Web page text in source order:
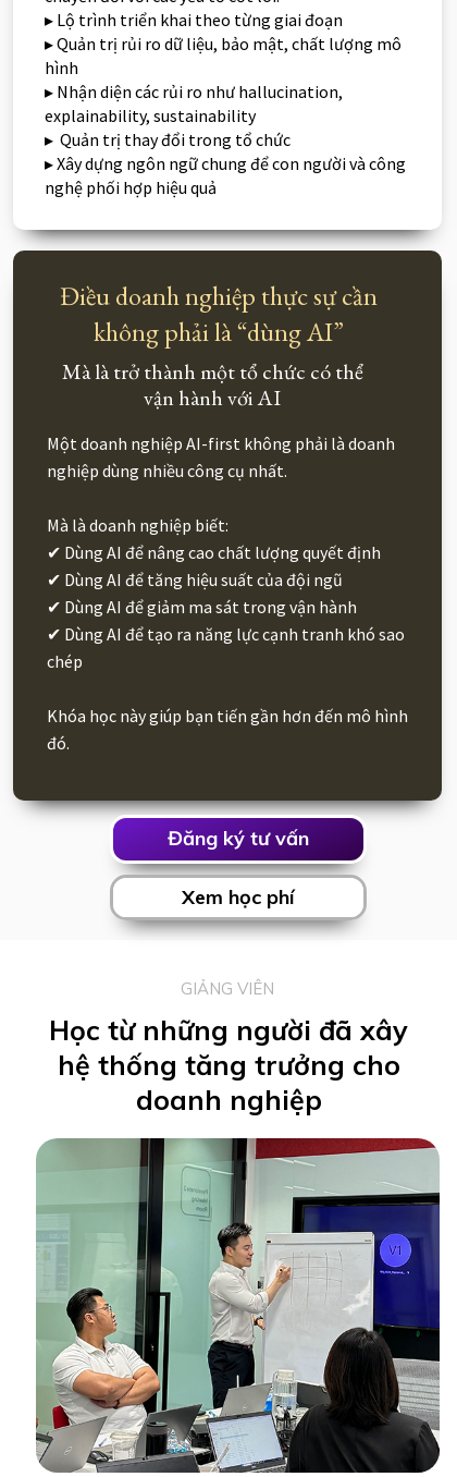
▸ Lộ trình triển khai theo từng giai đoạn
▸ Quản trị rủi ro dữ liệu, bảo mật, chất lượng mô
hình
▸ Nhận diện các rủi ro như hallucination,
explainability, sustainability
▸ Quản trị thay đổi trong tổ chức
▸ Xây dựng ngôn ngữ chung để con người và công
nghệ phối hợp hiệu quả
Điều doanh nghiệp thực sự cần
không phải là “dùng AI”
Một doanh nghiệp AI-first không phải là doanh
nghiệp dùng nhiều công cụ nhất.
Mà là doanh nghiệp biết:
✔ Dùng AI để nâng cao chất lượng quyết định
✔ Dùng AI để tăng hiệu suất của đội ngũ
✔ Dùng AI để giảm ma sát trong vận hành
✔ Dùng AI để tạo ra năng lực cạnh tranh khó sao
chép
Khóa học này giúp bạn tiến gần hơn đến mô hình
đó.
Mà là trở thành một tổ chức có thể
vận hành với AI
Đăng ký tư vấn
Xem học phí
Học từ những người đã xây
hệ thống tăng trưởng cho
doanh nghiệp
GIẢNG VIÊN